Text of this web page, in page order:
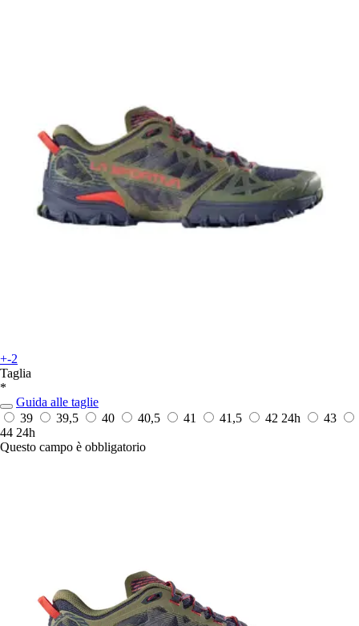
+-2
Taglia
*
Guida alle taglie
39
39,5 40 40,5 41 41,5 42 24h
43
44 24h
Questo campo è obbligatorio